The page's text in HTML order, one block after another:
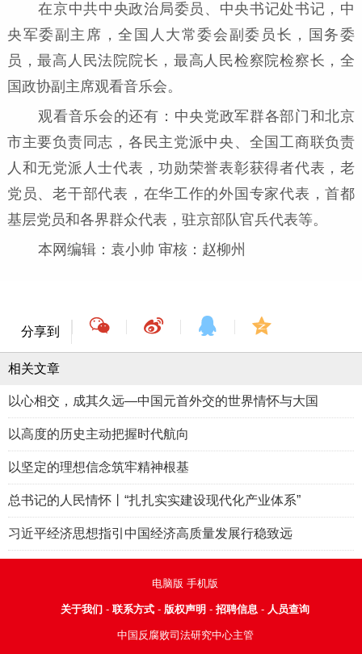
在京中共中央政治局委员、中央书记处书记，中
央军委副主席，全国人大常委会副委员长，国务委
员，最高人民法院院长，最高人民检察院检察长，全
国政协副主席观看音乐会。
观看音乐会的还有：中央党政军群各部门和北京
市主要负责同志，各民主党派中央、全国工商联负责
人和无党派人士代表，功勋荣誉表彰获得者代表，老
党员、老干部代表，在华工作的外国专家代表，首都
基层党员和各界群众代表，驻京部队官兵代表等。
本网编辑：袁小帅 审核：赵柳州
分享到
相关文章
以心相交，成其久远—中国元首外交的世界情怀与大国
以高度的历史主动把握时代航向
以坚定的理想信念筑牢精神根基
总书记的人民情怀丨“扎扎实实建设现代化产业体系”
习近平经济思想指引中国经济高质量发展行稳致远
电脑版 手机版
关于我们 - 联系方式 - 版权声明 - 招聘信息 - 人员查询
中国反腐败司法研究中心主管